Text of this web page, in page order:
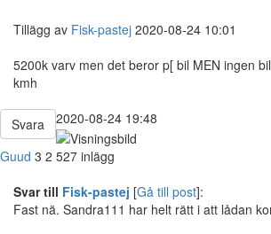
Tillägg av Fisk-pastej 2020-08-24 10:01
5200k varv men det beror p[ bil MEN ingen
kmh
Svara
2020-08-24 19:48
Guud 3 2 527 inlägg
Svar till Fisk-pastej [Gå till post]:
Fast nä. Sandra111 har helt rätt i att lådan